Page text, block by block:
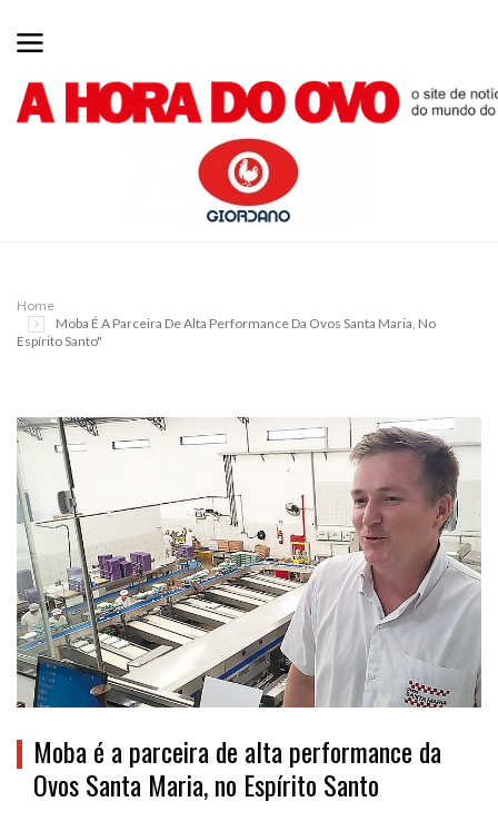
Home
Moba É A Parceira De Alta Performance Da Ovos Santa Maria, No
Espírito Santo"
Moba é a parceira de alta performance da
Ovos Santa Maria, no Espírito Santo